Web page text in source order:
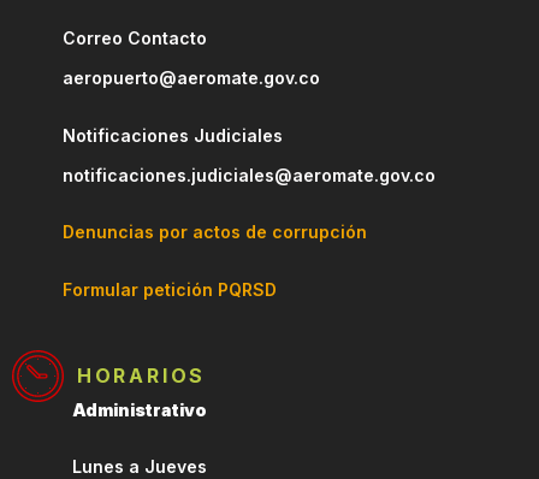
Correo Contacto
aeropuerto@aeromate.gov.co
Notificaciones Judiciales
notificaciones.judiciales@aeromate.gov.co
Denuncias por actos de corrupción
Formular petición PQRSD
HORARIOS
Administrativo
Lunes a Jueves